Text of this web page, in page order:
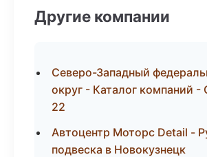
Другие компании
Северо-Западный
округ - Каталог компаний -
22
Автоцентр Моторс Detail -
подвеска в Новокузнецк